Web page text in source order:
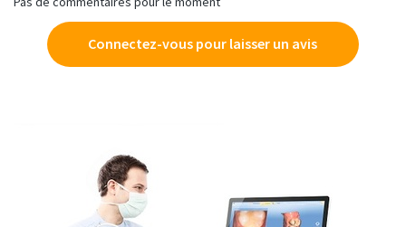
Connectez-vous pour laisser un avis